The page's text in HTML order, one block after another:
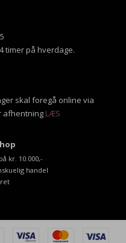
timer på hverdage.
skal foregå online via
afhentning LÆS
kr. 10.000,-
handel